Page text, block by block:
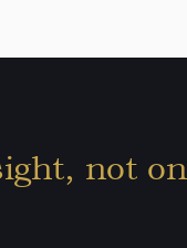
not on